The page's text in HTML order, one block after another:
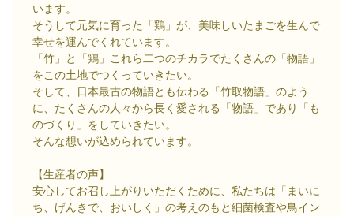
います。
そうして元気に育った「鶏」が、美味しいたまごを生んで
幸せを運んでくれています。
「竹」と「鶏」これら二つのチカラでたくさんの「物語」
をこの土地でつくっていきたい。
そして、日本最古の物語とも伝わる「竹取物語」のよう
に、たくさんの人々から長く愛される「物語」であり「も
のづくり」をしていきたい。
そんな想いが込められています。
【生産者の声】
安心してお召し上がりいただくために、私たちは「まいに
ち、げんきで、おいしく」の考えのもと細菌検査や鳥イン